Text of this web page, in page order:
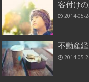
客付け
2014-05-
不動産
2014-05-